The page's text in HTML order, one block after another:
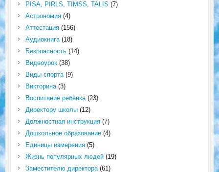
PISA, PIRLS, TIMSS, TALIS (7)
Астрономия(4)
Аттестация(156)
Аудиокнига(18)
Безопасность(14)
Видеоурок(38)
Виды спорта(9)
Викторина(3)
Воспитание ребёнка(23)
Директору школы(12)
Должностная инструкция(7)
Дошкольное образование(4)
Единицы измерения(5)
Жизнь популярных людей(19)
Заместителю директора(61)